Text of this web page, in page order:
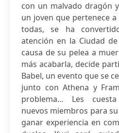
con un malvado dragón
un joven que pertenece
todas, se ha
atención en la Ciudad
causa de su pelea a
más acabarla, decide
Babel, un evento que se
junto con Athena y
problema... Les
nuevos miembros para
ganar experiencia en